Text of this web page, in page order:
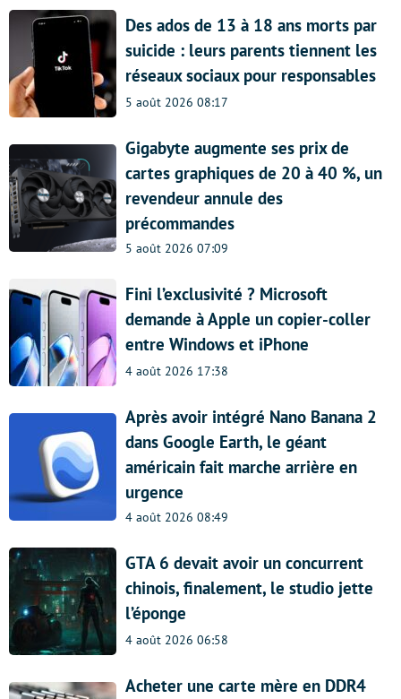
Des ados de 13 à 18 ans morts par
suicide : leurs parents tiennent les
réseaux sociaux pour responsables
5 août 2026 08:17
Gigabyte augmente ses prix de
cartes graphiques de 20 à 40 %, un
revendeur annule des
précommandes
5 août 2026 07:09
Fini l’exclusivité ? Microsoft
demande à Apple un copier-coller
entre Windows et iPhone
4 août 2026 17:38
Après avoir intégré Nano Banana 2
dans Google Earth, le géant
américain fait marche arrière en
urgence
4 août 2026 08:49
GTA 6 devait avoir un concurrent
chinois, finalement, le studio jette
l’éponge
4 août 2026 06:58
Acheter une carte mère en DDR4